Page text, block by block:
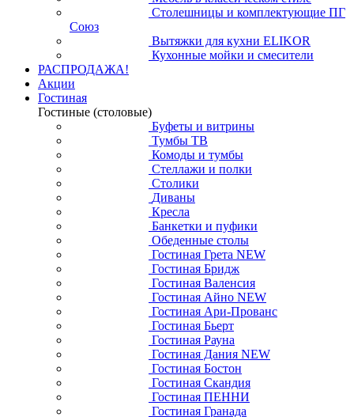
Столешницы и комплектующие ПГ
Союз
Вытяжки для кухни ELIKOR
Кухонные мойки и смесители
РАСПРОДАЖА!
Акции
Гостиная
Гостиные (столовые)
Буфеты и витрины
Тумбы ТВ
Комоды и тумбы
Стеллажи и полки
Столики
Диваны
Кресла
Банкетки и пуфики
Обеденные столы
Гостиная Грета NEW
Гостиная Бридж
Гостиная Валенсия
Гостиная Айно NEW
Гостиная Ари-Прованс
Гостиная Бьерт
Гостиная Рауна
Гостиная Дания NEW
Гостиная Бостон
Гостиная Скандия
Гостиная ПЕННИ
Гостиная Гранада